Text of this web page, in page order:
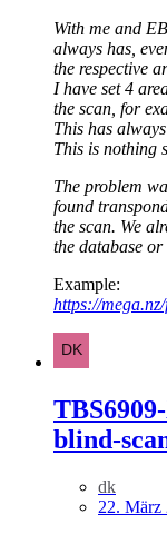
With me and
always has,
the respective
I have set 4
the scan, for
This has
This is nothing
The problem
found
the scan. We
the database or
Example:
https://
blind-
dk
22. März